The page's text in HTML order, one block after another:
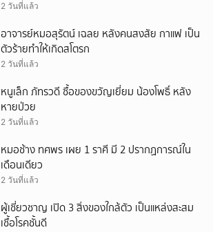
2 วันที่แล้ว
อาจารย์หมอสุรัตน์ เฉลย หลังคนสงสัย กาแฟ เป็น
ตัวร้ายทำให้เกิดสโตรก
2 วันที่แล้ว
หนูเล็ก ภัทรวดี ซื้อของขวัญเยี่ยม น้องโพธิ์ หลัง
หายป่วย
2 วันที่แล้ว
หมอช้าง ทศพร เผย 1 ราศี มี 2 ปรากฏการณ์ใน
เดือนเดียว
2 วันที่แล้ว
ผู้เชี่ยวชาญ เปิด 3 สิ่งของใกล้ตัว เป็นแหล่งสะสม
เชื้อโรคชั้นดี